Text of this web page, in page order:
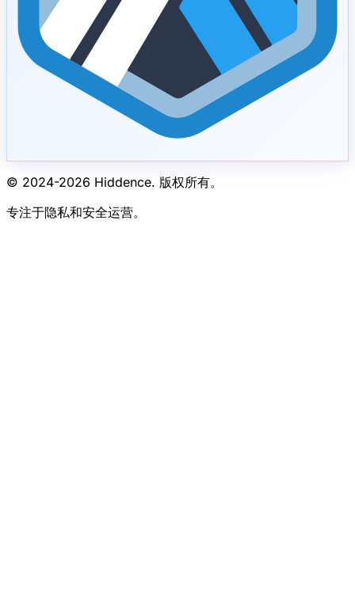
© 2024-2026 Hiddence. 版权所有。
专注于隐私和安全运营。